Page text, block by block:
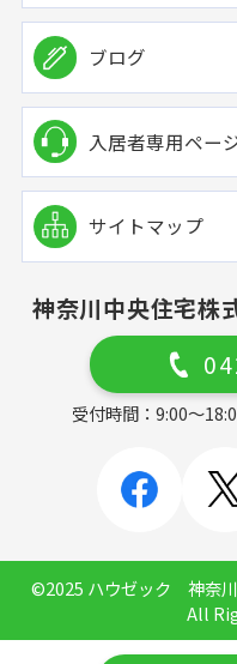
ブログ
入居者専用ペー
サイトマップ
神奈川中央住宅
受付時間：9:00～
©2025 ハウゼック 神奈
All